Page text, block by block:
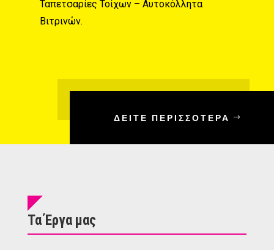
Ταπετσαρίες Τοίχων – Αυτοκόλλητα
Βιτρινών.
ΔΕΊΤΕ ΠΕΡΙΣΣΌΤΕΡΑ
Τα Έργα μας